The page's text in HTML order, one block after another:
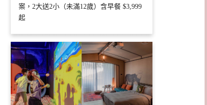
案，2大送2小（未滿12歲）含早餐 $3,999
起